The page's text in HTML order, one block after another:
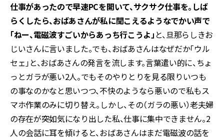
仕事があったので早速PCを開いて、サクサク仕事を。しば
らくしたら、おばあさんが私に聞こえるようなでかい声で
「ねー、電磁波すごいからあっち行こうよ」 と、旦那らしきお
じいさんに言いました。でも、おばあさんはなぜだか「ウル
セェ」と、おばあさんの発言を流します。言葉遣い的に、ちょ
っとガラが悪い2人。でもそのやりとりを見る限りいつも
の事なのかなと思いつつ、不快のようなら悪いので私もス
マホ作業のみに切り替え。しかし、その（ガラの悪い）老夫婦
の存在が突如気になり出した私、仕事に集中できません。2
人の会話に耳を傾けると、おばあさんはまだ電磁波の話を